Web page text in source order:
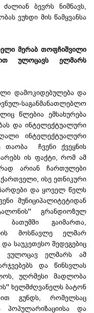
ბევრს ნიშნავს,
ვუხდი მის წამყვანსა
მერაბ თოფჩიშვილი
ულოცავს ელმარს
დამოკიდებულება და
საგანმანათლებლო
წლებია ემსახურება
და ინტელექტუალური
ინტელექტუალური
ჩვენი ქვეყნის
ის ფაქტი, რომ ამ
არიან ჩართულები
ისე ეთნიკური
და ყოველ წელს
მუნიციპალიტეტიდან
გრანდიოზულ
ბათუმში გაიმართა,
მოსწავლე ელმარ
საუკეთესო შედეგებიც
ვულოცავ ელმარს ამ
და წინსვლას
უღრმესი მადლობა
ხელმძღვანელს ბატონ
გუნდს, რომელსაც
და